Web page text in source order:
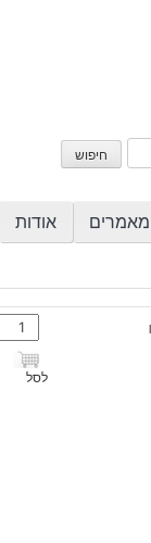
חיפוש
מאמרים אודות
כמות
של
תליון
לסל